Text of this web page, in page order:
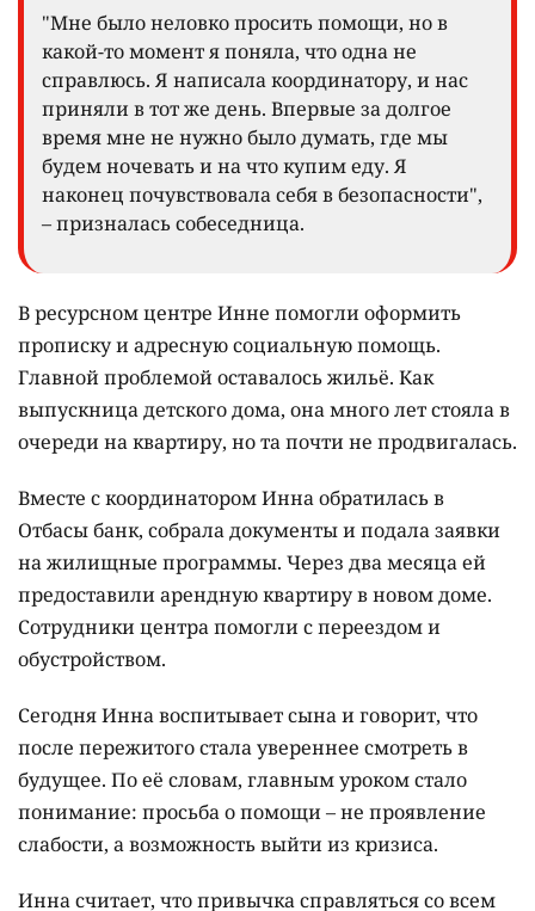
О "Доме мамы" Инна знала давно, но обращаться
туда не решалась. Она привыкла рассчитывать
только на себя и считала, что должна справиться
самостоятельно. Всё изменилось с приближением
зимы, когда стало понятно, что оставаться с
грудным ребёнком практически без жилья больше
нельзя.
"Мне было неловко просить помощи, но в
какой-то момент я поняла, что одна не
справлюсь. Я написала координатору, и нас
приняли в тот же день. Впервые за долгое
будем ночевать и на что купим еду. Я
наконец почувствовала себя в безопасности",
– призналась собеседница.
В ресурсном центре Инне помогли оформить
прописку и адресную социальную помощь.
Главной проблемой оставалось жильё. Как
выпускница детского дома, она много лет стояла в
очереди на квартиру, но та почти не продвигалась.
Вместе с координатором Инна обратилась в
Отбасы банк, собрала документы и подала заявки
на жилищные программы. Через два месяца ей